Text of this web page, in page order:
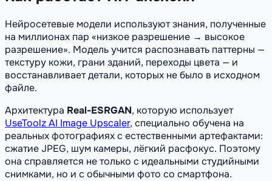
Нейросетевые модели используют знания, полученные
на миллионах пар «низкое разрешение → высокое
разрешение». Модель учится распознавать паттерны —
текстуру кожи, грани зданий, переходы цвета — и
восстанавливает детали, которых не было в исходном
файле.
Архитектура Real-ESRGAN, которую использует
UseToolz AI Image Upscaler, специально обучена на
реальных фотографиях с естественными артефактами:
сжатие JPEG, шум камеры, лёгкий расфокус. Поэтому
она справляется не только с идеальными студийными
снимками, но и с обычными фото со смартфона.